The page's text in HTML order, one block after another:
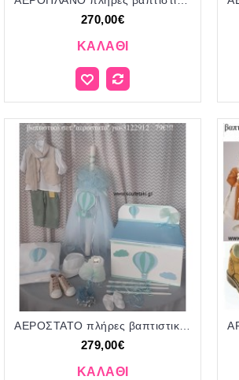
270,00€
ΚΑΛΆΘΙ
279,00€
ΚΑΛΆΘΙ